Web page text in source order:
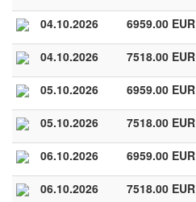
04.10.2026 6959.00 EUR
04.10.2026 7518.00 EUR
05.10.2026 6959.00 EUR
05.10.2026 7518.00 EUR
06.10.2026 6959.00 EUR
06.10.2026 7518.00 EUR